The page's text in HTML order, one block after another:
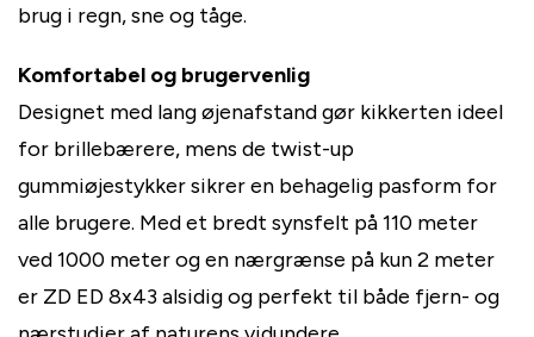
brug i regn, sne og tåge.
Komfortabel og brugervenlig
Designet med lang øjenafstand gør kikkerten ideel
for brillebærere, mens de twist-up
gummiøjestykker sikrer en behagelig pasform for
alle brugere. Med et bredt synsfelt på 110 meter
ved 1000 meter og en nærgrænse på kun 2 meter
er ZD ED 8x43 alsidig og perfekt til både fjern- og